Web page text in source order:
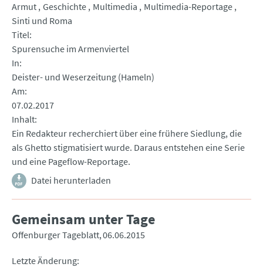
Armut Geschichte Multimedia
Multimedia-Reportage
Sinti und Roma
Titel
Spurensuche im Armenviertel
In
Deister- und Weserzeitung (Hameln)
Am
07.02.2017
Inhalt
Ein Redakteur recherchiert über eine frühere Siedlung, die
als Ghetto stigmatisiert wurde. Daraus entstehen eine Serie
und eine Pageflow-Reportage.
Datei herunterladen
Gemeinsam unter Tage
Offenburger Tageblatt 06.06.2015
Letzte Änderung